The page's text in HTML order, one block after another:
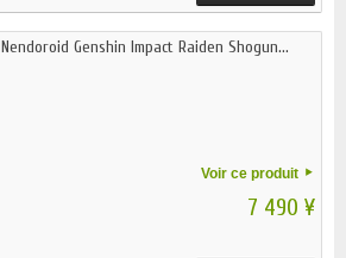
Nendoroid Genshin Impact Raiden Shogun...
Voir ce produit
7 490 ¥